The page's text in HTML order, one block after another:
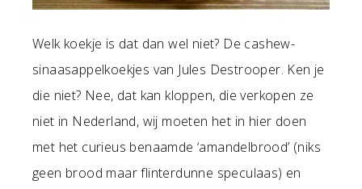
Welk koekje is dat dan wel niet? De cashew-
sinaasappelkoekjes van Jules Destrooper. Ken je
die niet? Nee, dat kan kloppen, die verkopen ze
niet in Nederland, wij moeten het in hier doen
met het curieus benaamde ‘amandelbrood’ (niks
geen brood maar flinterdunne speculaas) en